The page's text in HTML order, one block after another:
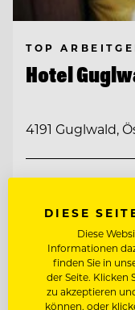
TOP
Hotel
4191 Guglwald,
JUNGKOCH
Entdecke alle Jobs
DIESE
Diese
Informationen
finden Sie in
der Seite. Klicken
zu akzeptieren
können, oder